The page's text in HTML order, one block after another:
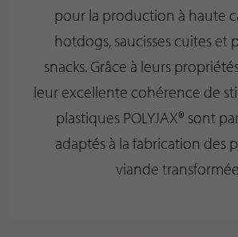
pour la production à haute
hotdogs, saucisses cuites et
snacks. Grâce à leurs
leur excellente cohérence de
plastiques POLYJAX® sont
adaptés à la fabrication des
viande